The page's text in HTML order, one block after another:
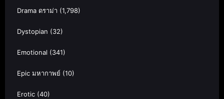
Drama ดราม่า (1,798)
Dystopian (32)
Emotional (341)
Epic มหากาพย์ (10)
Erotic (40)